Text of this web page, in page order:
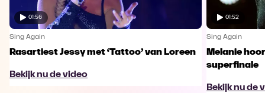
01:56
Sing Again
Rasartiest Jessy met ‘Tattoo’ van Loreen
Bekijk nu de video
01:52
Sing Again
Melanie
superfinale
Bekijk nu de